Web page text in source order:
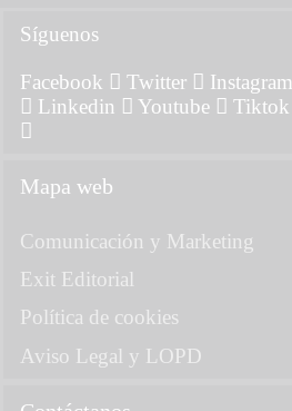
Síguenos
Facebook Twitter
Instagram
Linkedin
Youtube Tiktok
Mapa web
Comunicación y Marketing
Exit Editorial
Política de cookies
Aviso Legal y LOPD